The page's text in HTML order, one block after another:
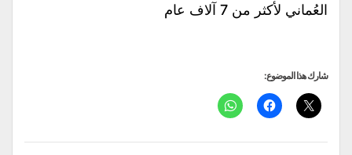
العُماني لأكثر من 7 آلاف عام
شارك هذا الموضوع: